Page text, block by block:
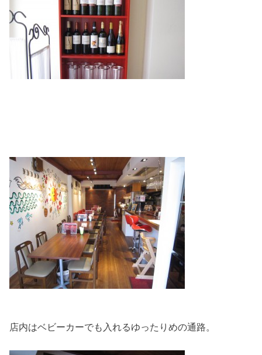
店内はベビーカーでも入れるゆったりめの通路。